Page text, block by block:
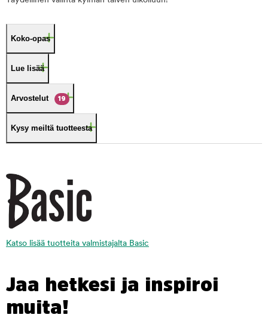
Koko-opas
Lue lisää
Arvostelut 19
Kysy meiltä tuotteesta
Katso lisää tuotteita valmistajalta Basic
Jaa hetkesi ja inspiroi
muita!